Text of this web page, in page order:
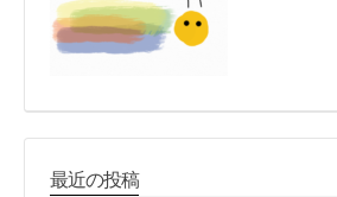
最近の投稿